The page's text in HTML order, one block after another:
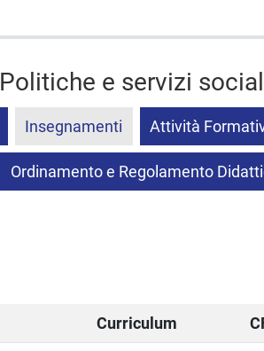
e servizi
Insegnamenti Attività
Ordinamento e Regolamento
Curriculum